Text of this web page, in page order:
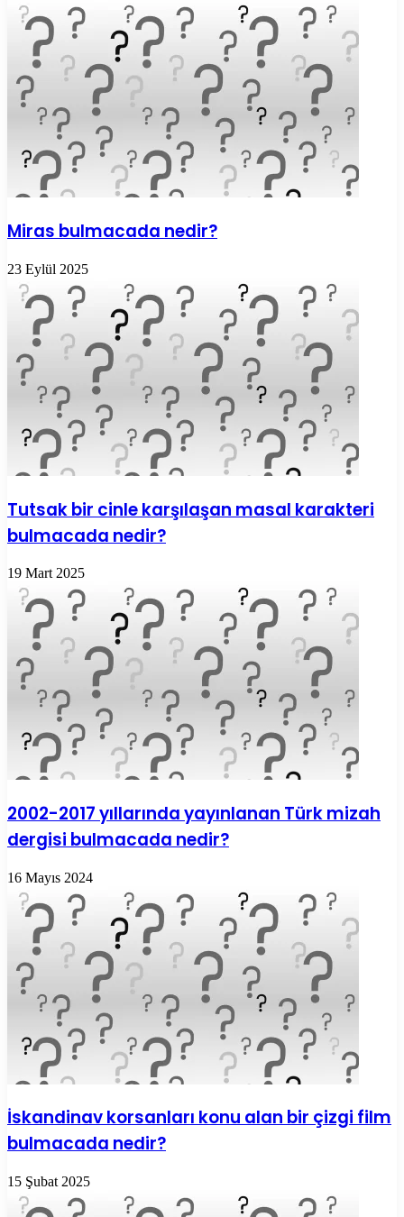
Miras bulmacada nedir?
23 Eylül 2025
Tutsak bir cinle karşılaşan masal karakteri
bulmacada nedir?
19 Mart 2025
2002-2017 yıllarında yayınlanan Türk mizah
dergisi bulmacada nedir?
16 Mayıs 2024
İskandinav korsanları konu alan bir çizgi film
bulmacada nedir?
15 Şubat 2025